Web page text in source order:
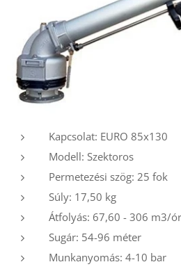
Kapcsolat: EURO 85x130
Modell: Szektoros
Permetezési szög: 25 fok
Súly: 17,50 kg
Átfolyás: 67,60 - 306 m3/
Sugár: 54-96 méter
Munkanyomás: 4-10 bar